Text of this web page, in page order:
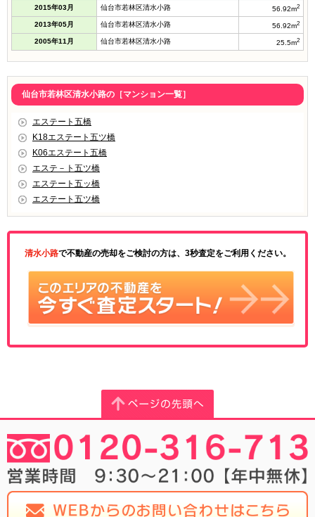
2015年03月 仙台市若林区清水小路 56.92m2
2013年05月 仙台市若林区清水小路 56.92m2
2005年11月 仙台市若林区清水小路 25.5m2
仙台市若林区清水小路の［マンション一覧］
エステート五橋
K18エステート五ツ橋
K06エステート五橋
エステ－ト五ツ橋
エステート五ッ橋
エステート五ツ橋
清水小路で不動産の売却をご検討の方は、3秒査定をご利用ください。